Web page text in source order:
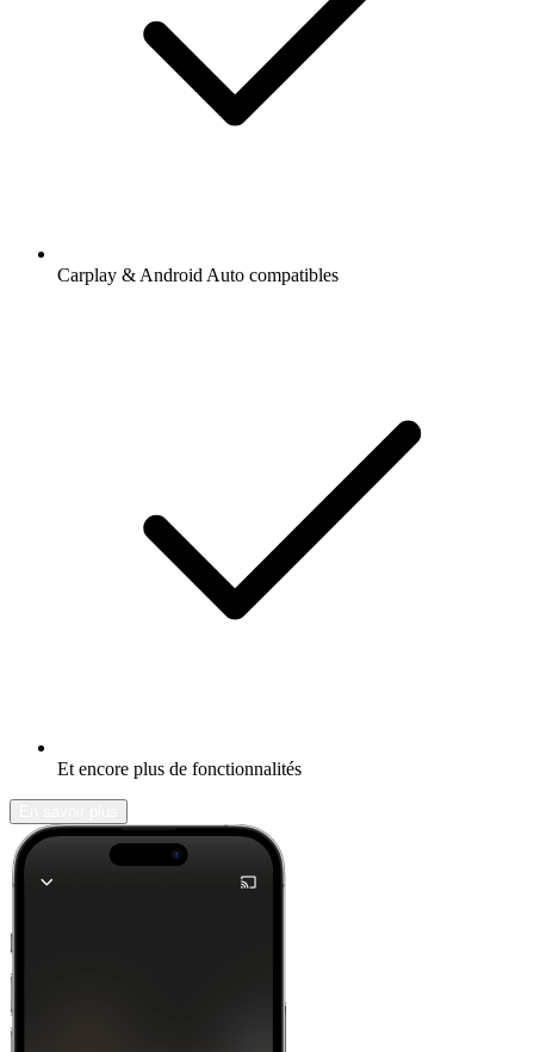
Carplay & Android Auto compatibles
Et encore plus de fonctionnalités